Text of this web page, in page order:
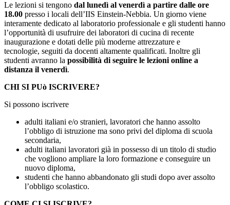
Le lezioni si tengono dal lunedì al venerdì a partire dalle ore
18.00 presso i locali dell’IIS Einstein-Nebbia. Un giorno viene
interamente dedicato al laboratorio professionale e gli studenti hanno
l’opportunità di usufruire dei laboratori di cucina di recente
inaugurazione e dotati delle più moderne attrezzature e
tecnologie, seguiti da docenti altamente qualificati. Inoltre gli
studenti avranno la possibilità di seguire le lezioni online a
distanza il venerdì.
CHI SI PUò ISCRIVERE?
Si possono iscrivere
adulti italiani e/o stranieri, lavoratori che hanno assolto
l’obbligo di istruzione ma sono privi del diploma di scuola
secondaria,
adulti italiani lavoratori già in possesso di un titolo di studio
che vogliono ampliare la loro formazione e conseguire un
nuovo diploma,
studenti che hanno abbandonato gli studi dopo aver assolto
l’obbligo scolastico.